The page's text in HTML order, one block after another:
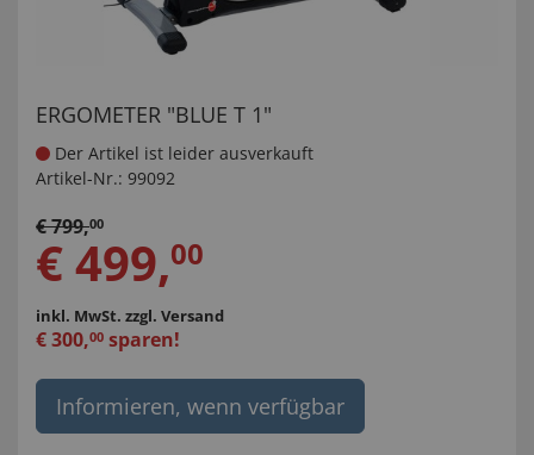
ERGOMETER "BLUE T 1"
Der Artikel ist leider ausverkauft
Artikel-Nr.: 99092
€799,00
€499,00
inkl. MwSt. zzgl. Versand
€300,00 sparen!
Informieren, wenn verfügbar